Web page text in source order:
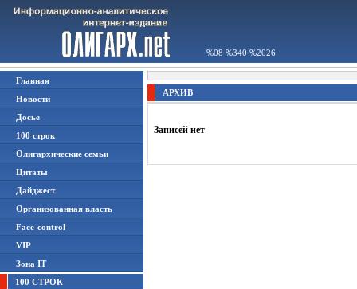
%08 %340 %2026
Главная
Новости
Досье
100 строк
Олигархические семьи
Цитаты
Дайджест
Организованная власть
Face-control
VIP
Зона IT
100 СТРОК
АРХИВ
Записей нет